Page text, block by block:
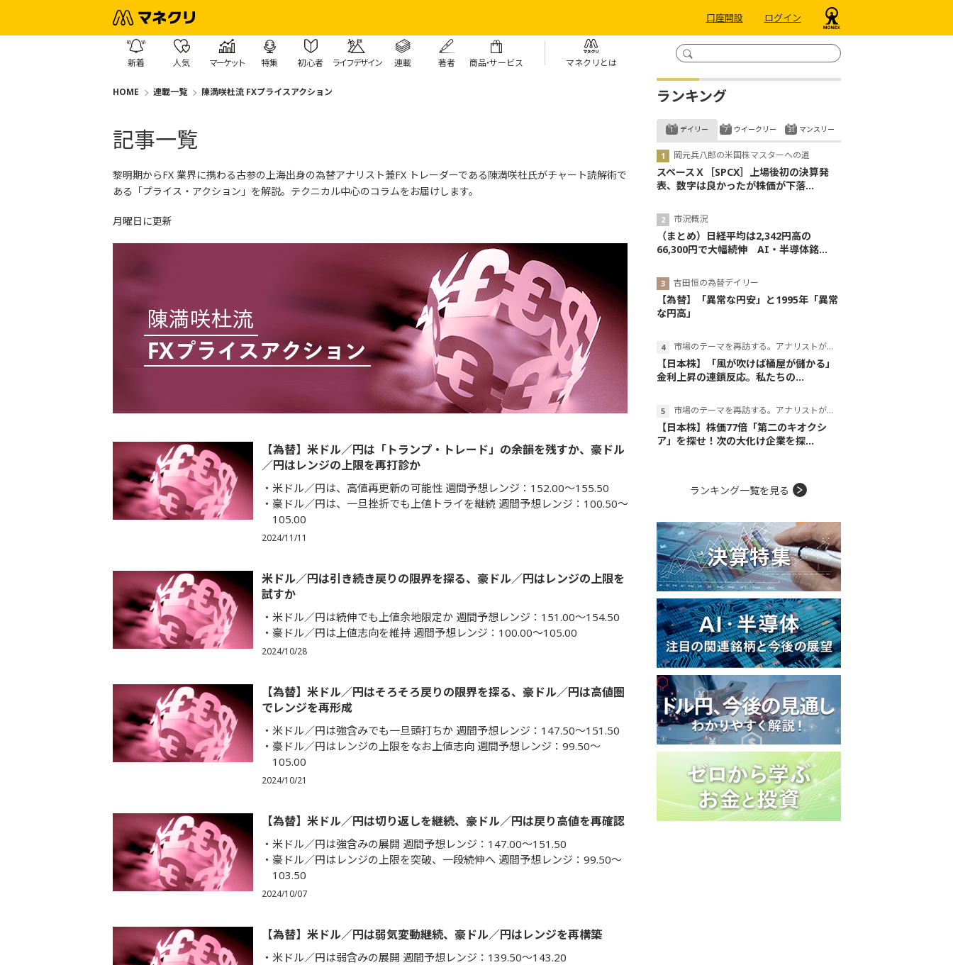
口座開設 ログイン
新着 人気 マーケット 特集 初心者 ライフデザイン 連載 著者 商品・サービス マネクリとは
HOME 連載一覧 陳満咲杜流 FXプライスアクション
記事一覧
黎明期からFX 業界に携わる古参の上海出身の為替アナリスト兼FX トレーダーである陳満咲杜氏がチャート読解術で
ある「プライス・アクション」を解説。テクニカル中心のコラムをお届けします。
月曜日に更新
【為替】米ドル／円は「トランプ・トレード」の余韻を残すか、豪ドル
／円はレンジの上限を再打診か
米ドル／円は、高値再更新の可能性 週間予想レンジ：152.00～155.50
豪ドル／円は、一旦挫折でも上値トライを継続 週間予想レンジ：100.50～
105.00
2024/11/11
米ドル／円は引き続き戻りの限界を探る、豪ドル／円はレンジの上限を
試すか
米ドル／円は続伸でも上値余地限定か 週間予想レンジ：151.00～154.50
豪ドル／円は上値志向を維持 週間予想レンジ：100.00～105.00
2024/10/28
【為替】米ドル／円はそろそろ戻りの限界を探る、豪ドル／円は高値圏
でレンジを再形成
米ドル／円は強含みでも一旦頭打ちか 週間予想レンジ：147.50～151.50
豪ドル／円はレンジの上限をなお上値志向 週間予想レンジ：99.50～
105.00
2024/10/21
【為替】米ドル／円は切り返しを継続、豪ドル／円は戻り高値を再確認
米ドル／円は強含みの展開 週間予想レンジ：147.00～151.50
豪ドル／円はレンジの上限を突破、一段続伸へ 週間予想レンジ：99.50～
103.50
2024/10/07
【為替】米ドル／円は弱気変動継続、豪ドル／円はレンジを再構築
米ドル／円は弱含みの展開 週間予想レンジ：139.50～143.20
ランキング
デイリー
岡元兵八郎の米国株マスターへの道
スペースＸ［SPCX］上場後初の決算発
表、数字は良かったが株価が下落...
市況概況
（まとめ）日経平均は2,342円高の
66,300円で大幅続伸 AI・半導体銘...
吉田恒の為替デイリー
【為替】「異常な円安」と1995年「異常
な円高」
市場のテーマを再訪する。アナリストが読み解くテーマの本質
【日本株】「風が吹けば桶屋が儲かる」
金利上昇の連鎖反応。私たちの...
市場のテーマを再訪する。アナリストが読み解くテーマの本質
【日本株】株価77倍「第二のキオクシ
ア」を探せ！次の大化け企業を探...
ウイークリー マンスリー
ランキング一覧を見る